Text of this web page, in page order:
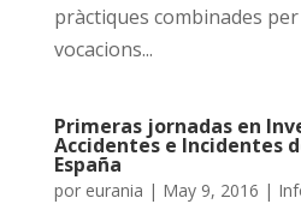
pràctiques combinades
vocacions...
Primeras jornadas en
Accidentes e Incidentes
España
por eurania | May 9, 2016 |